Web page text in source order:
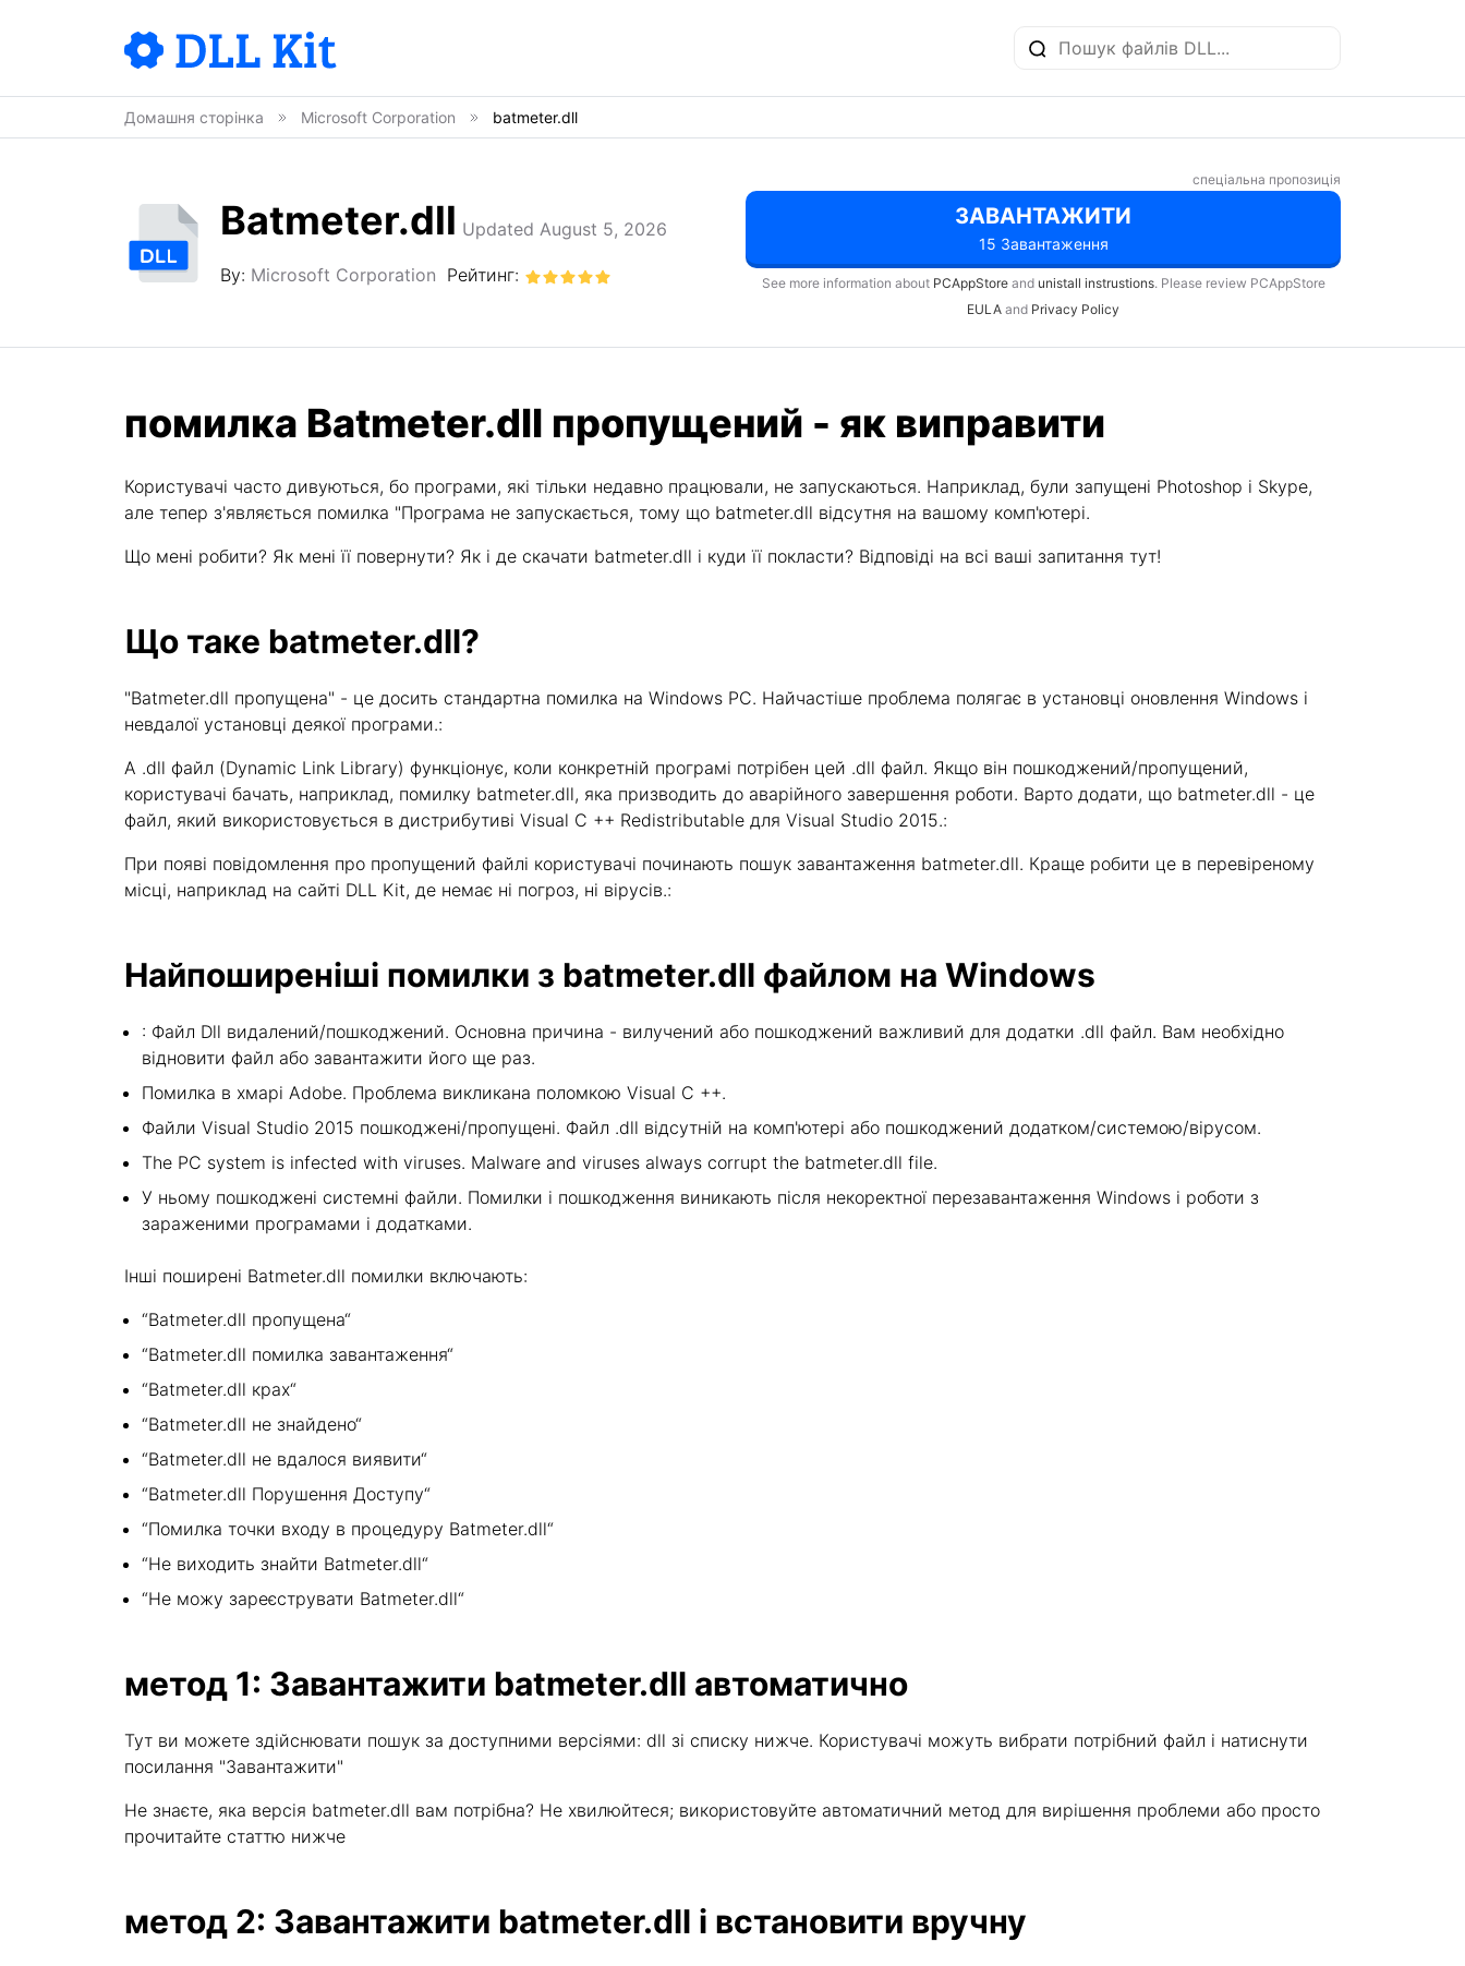
Домашня сторінка Microsoft Corporation batmeter.dll
Batmeter.dll Updated August 5, 2026
By: Microsoft Corporation Рейтинг:
спеціальна пропозиція
ЗАВАНТАЖИТИ
15 Завантаження
See more information about PCAppStoreand unistall instrustions. Please review PCAppStore
EULA and Privacy Policy
помилка Batmeter.dll пропущений - як виправити
Користувачі часто дивуються, бо програми, які тільки недавно працювали, не запускаються. Наприклад, були запущені Photoshop і Skype,
але тепер з'являється помилка "Програма не запускається, тому що batmeter.dll відсутня на вашому комп'ютері.
Що мені робити? Як мені її повернути? Як і де скачати batmeter.dll і куди її покласти? Відповіді на всі ваші запитання тут!
Що таке batmeter.dll?
"Batmeter.dll пропущена" - це досить стандартна помилка на Windows PC. Найчастіше проблема полягає в установці оновлення Windows і
невдалої установці деякої програми.:
A .dll файл (Dynamic Link Library) функціонує, коли конкретній програмі потрібен цей .dll файл. Якщо він пошкоджений/пропущений,
користувачі бачать, наприклад, помилку batmeter.dll, яка призводить до аварійного завершення роботи. Варто додати, що batmeter.dll - це
файл, який використовується в дистрибутиві Visual C ++ Redistributable для Visual Studio 2015.:
При появі повідомлення про пропущений файлі користувачі починають пошук завантаження batmeter.dll. Краще робити це в перевіреному
місці, наприклад на сайті DLL Kit, де немає ні погроз, ні вірусів.:
Найпоширеніші помилки з batmeter.dll файлом на Windows
: Файл Dll видалений/пошкоджений. Основна причина - вилучений або пошкоджений важливий для додатки .dll файл. Вам необхідно
відновити файл або завантажити його ще раз.
Помилка в хмарі Adobe. Проблема викликана поломкою Visual C ++.
Файли Visual Studio 2015 пошкоджені/пропущені. Файл .dll відсутній на комп'ютері або пошкоджений додатком/системою/вірусом.
The PC system is infected with viruses. Malware and viruses always corrupt the batmeter.dll file.
У ньому пошкоджені системні файли. Помилки і пошкодження виникають після некоректної перезавантаження Windows і роботи з
зараженими програмами і додатками.
Інші поширені Batmeter.dll помилки включають:
“Batmeter.dll пропущена“
“Batmeter.dll помилка завантаження“
“Batmeter.dll крах“
“Batmeter.dll не знайдено“
“Batmeter.dll не вдалося виявити“
“Batmeter.dll Порушення Доступу“
“Помилка точки входу в процедуру Batmeter.dll“
“Не виходить знайти Batmeter.dll“
“Не можу зареєструвати Batmeter.dll“
метод 1: Завантажити batmeter.dll автоматично
Тут ви можете здійснювати пошук за доступними версіями: dll зі списку нижче. Користувачі можуть вибрати потрібний файл і натиснути
посилання "Завантажити"
Не знаєте, яка версія batmeter.dll вам потрібна? Не хвилюйтеся; використовуйте автоматичний метод для вирішення проблеми або просто
прочитайте статтю нижче
метод 2: Завантажити batmeter.dll і встановити вручну